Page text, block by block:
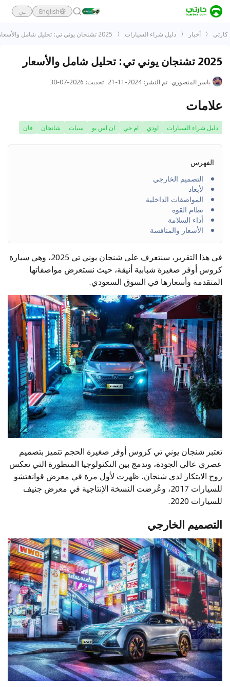
English ـي
كارتي أخبار دليل شراء السيارات 2025 تشنجان يوني تي: تحليل شامل والأسعار
2025 تشنجان يوني تي: تحليل شامل والأسعار
ياسر المنصوري تم النشر :
2024-11-21 تحديث:
2026-07-30
علامات
دليل شراء السيارات اودي ام جي ان اس يو سيات شانجان فان
الفهرس
التصميم الخارجي
لأبعاد
المواصفات الداخلية
نظام القوة
أداء السلامة
الأسعار والمنافسة
في هذا التقرير، سنتعرف على شنجان يوني تي 2025، وهي سيارة
كروس أوفر صغيرة شبابية أنيقة، حيث نستعرض مواصفاتها
المتقدمة وأسعارها في السوق السعودي.
تعتبر شنجان يوني تي كروس أوفر صغيرة الحجم تتميز بتصميم
عصري عالي الجودة، وتدمج بين التكنولوجيا المتطورة التي تعكس
روح الابتكار لدى شنجان. ظهرت لأول مرة في معرض قوانغتشو
للسيارات 2017، وعُرضت النسخة الإنتاجية في معرض جنيف
للسيارات 2020.
التصميم الخارجي